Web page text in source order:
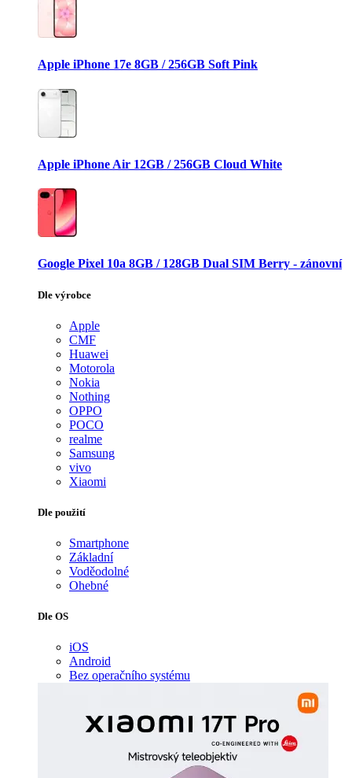
Apple iPhone 17e 8GB / 256GB Soft Pink
Apple iPhone Air 12GB / 256GB Cloud White
Google Pixel 10a 8GB / 128GB Dual SIM Berry - zánovní
Dle výrobce
Apple
CMF
Huawei
Motorola
Nokia
Nothing
OPPO
POCO
realme
Samsung
vivo
Xiaomi
Dle použití
Smartphone
Základní
Voděodolné
Ohebné
Dle OS
iOS
Android
Bez operačního systému